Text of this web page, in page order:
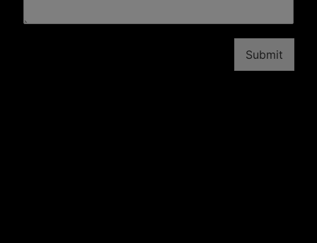
Submit